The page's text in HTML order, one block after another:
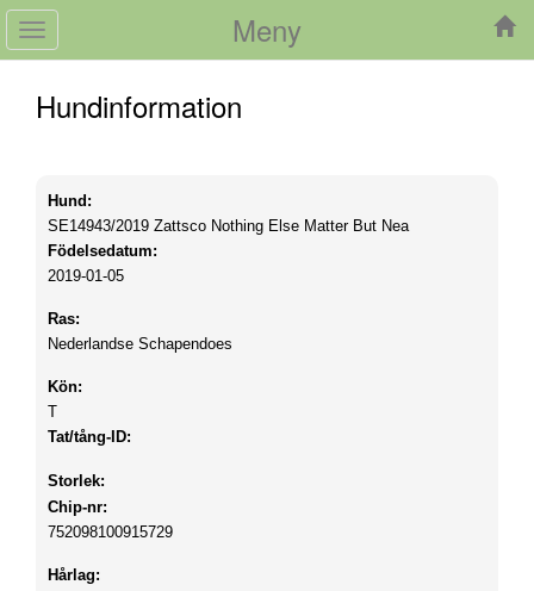
Meny
Toggle
navigation
Hundinformation
Hund:
SE14943/2019 Zattsco Nothing Else Matter But Nea
Födelsedatum:
2019-01-05
Ras:
Nederlandse Schapendoes
Kön:
T
Tat/tång-ID:
Storlek:
Chip-nr:
752098100915729
Hårlag: